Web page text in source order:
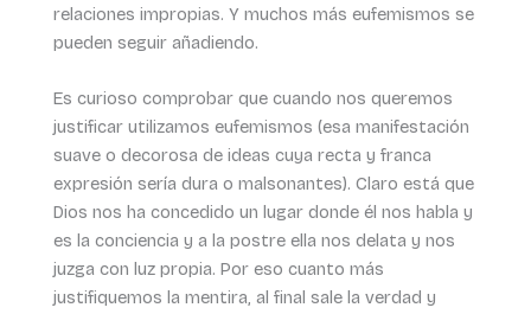
relaciones impropias. Y muchos más eufemismos se
pueden seguir añadiendo.
Es curioso comprobar que cuando nos queremos
justificar utilizamos eufemismos (esa manifestación
suave o decorosa de ideas cuya recta y franca
expresión sería dura o malsonantes). Claro está que
Dios nos ha concedido un lugar donde él nos habla y
es la conciencia y a la postre ella nos delata y nos
juzga con luz propia. Por eso cuanto más
justifiquemos la mentira, al final sale la verdad y